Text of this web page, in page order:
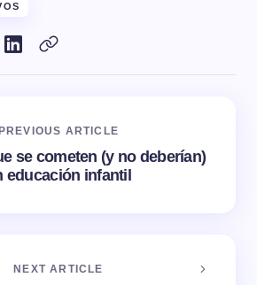
PREVIOUS ARTICLE
se cometen (y no deberían)
educación infantil
NEXT ARTICLE